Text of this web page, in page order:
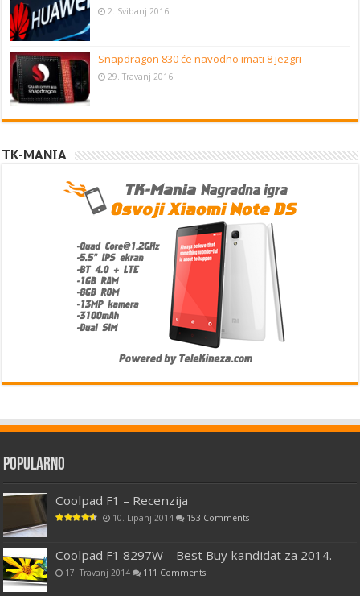
2. Svibanj 2016
Snapdragon 830 će navodno imati 8 jezgri
29. Travanj 2016
TK-MANIA
Popularno
Coolpad F1 – Recenzija
10. Lipanj 2014 153 Comments
Coolpad F1 8297W – Best Buy kandidat za 2014.
17. Travanj 2014 111 Comments